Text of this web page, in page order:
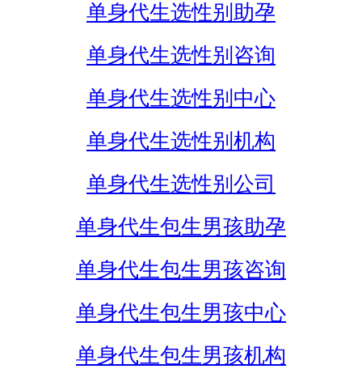
单身代生选性别助孕
单身代生选性别咨询
单身代生选性别中心
单身代生选性别机构
单身代生选性别公司
单身代生包生男孩助孕
单身代生包生男孩咨询
单身代生包生男孩中心
单身代生包生男孩机构